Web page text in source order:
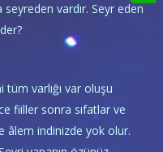
vardır. Seyr eden
tüm varlığı var oluşu
fiiller sonra sıfatlar ve
âlem indinizde yok olur.